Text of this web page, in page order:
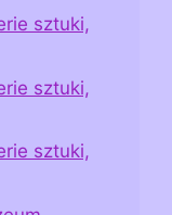
sztuki,
sztuki,
sztuki,